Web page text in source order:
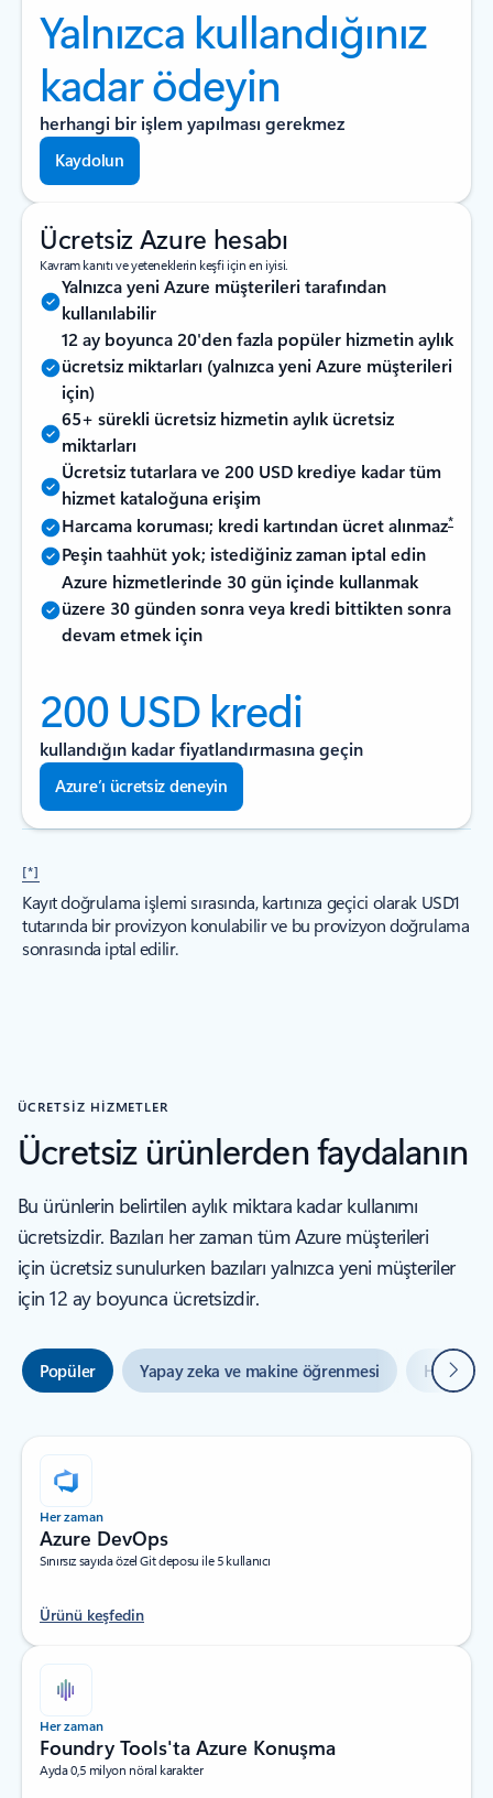
Yalnızca kullandığınız
kadar ödeyin
herhangi bir işlem yapılması gerekmez
Kaydolun
Ücretsiz Azure hesabı
Kavram kanıtı ve yeteneklerin keşfi için en iyisi.
Yalnızca yeni Azure müşterileri tarafından
kullanılabilir
12 ay boyunca 20'den fazla popüler hizmetin aylık
ücretsiz miktarları (yalnızca yeni Azure müşterileri
için)
65+ sürekli ücretsiz hizmetin aylık ücretsiz
miktarları
Ücretsiz tutarlara ve 200 USD krediye kadar tüm
hizmet kataloğuna erişim
Harcama koruması; kredi kartından ücret alınmaz*
Peşin taahhüt yok; istediğiniz zaman iptal edin
Azure hizmetlerinde 30 gün içinde kullanmak
üzere 30 günden sonra veya kredi bittikten sonra
devam etmek için
200 USD kredi
kullandığın kadar fiyatlandırmasına geçin
Azure’ı ücretsiz deneyin
[*]
Kayıt doğrulama işlemi sırasında, kartınıza geçici olarak USD1
tutarında bir provizyon konulabilir ve bu provizyon doğrulama
sonrasında iptal edilir.
ÜCRETSİZ HİZMETLER
Ücretsiz ürünlerden faydalanın
Bu ürünlerin belirtilen aylık miktara kadar kullanımı
ücretsizdir. Bazıları her zaman tüm Azure müşterileri
için ücretsiz sunulurken bazıları yalnızca yeni müşteriler
için 12 ay boyunca ücretsizdir.
Popüler Yapay zeka ve makine öğrenmesi Hibrit ve
Her zaman
Azure DevOps
Sınırsız sayıda özel Git deposu ile 5 kullanıcı
Ürünü keşfedin
Her zaman
Foundry Tools'ta Azure Konuşma
Ayda 0,5 milyon nöral karakter